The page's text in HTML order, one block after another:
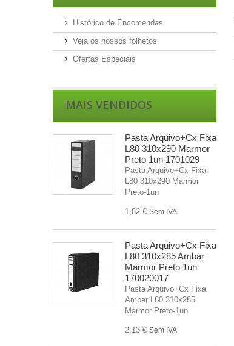
Histórico de Encomendas
Veja os nossos folhetos
Ofertas Especiais
MAIS VENDIDOS
Pasta Arquivo+Cx Fixa
L80 310x290 Marmor
Preto 1un 1701029
Pasta Arquivo+Cx Fixa
L80 310x290 Marmor
Preto-1un
1,82 € Sem IVA
Pasta Arquivo+Cx Fixa
L80 310x285 Ambar
Marmor Preto 1un
170020017
Pasta Arquivo+Cx Fixa
Ambar L80 310x285
Marmor Preto-1un
2,13 € Sem IVA